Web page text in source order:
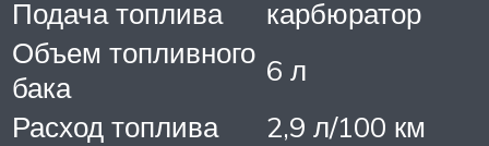
Подача топлива
карбюратор
Объем топливного
бака
6 л
Расход топлива
2,9 л/100 км